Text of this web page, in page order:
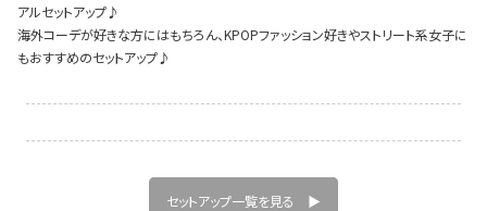
スタッフコーディネート
アルセットアップ♪
海外コーデが好きな方にはもちろん、KPOPファッション好きやストリート系女子に
もおすすめのセットアップ♪
セットアップ一覧を見る ▶